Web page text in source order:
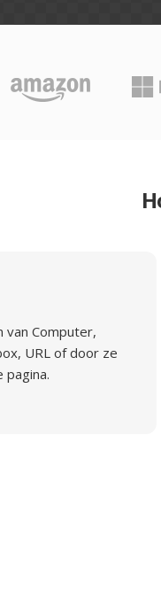
van Computer,
URL of door ze
pagina.